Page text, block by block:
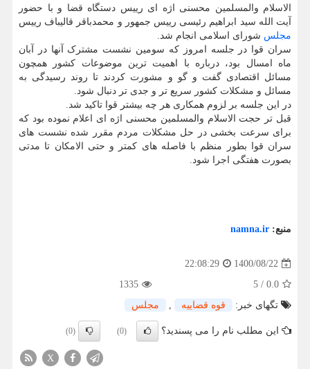
الاسلام والمسلمین محسنی اژه ای رییس دستگاه قضا و با حضور
آیت الله سید ابراهیم رئیسی رییس جمهور و محمدباقر قالیباف رییس
مجلس شورای اسلامی انجام شد.
سران قوا در جلسه امروز که سومین نشست مشترک آنها در آبان
ماه امسال بود، درباره با اهمیت ترین موضوعات کشور همچون
مسائل اقتصادی گفت و گو و مشورت کردند تا روند رسیدگی به
مسائل و مشکلات کشور سریع تر و جدی تر دنبال شود.
در این جلسه بر لزوم همکاری هر چه بیشتر قوا تاکید شد.
قبل تر حجت الاسلام والمسلمین محسنی اژه ای اعلام نموده بود که
برای سرعت بخشی در حل مشکلات مردم مقرر شده نشست های
سران قوا بطور منظم با فاصله های کمتر و حتی الامکان تا مدتی
بصورت هفتگی اجرا شود.
منبع: namna.ir
1400/08/22
22:08:29
0.0
/
5
1335
تگهای خبر:
قوه قضاییه , مجلس
این مطلب نام را می پسندید؟ (0)
(0)
X